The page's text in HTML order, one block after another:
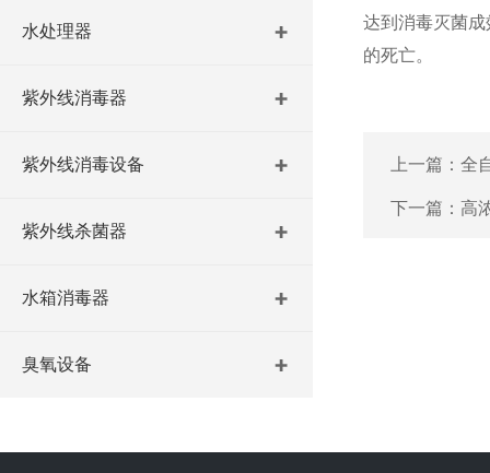
水处理器
紫外线消毒器
紫外线消毒设备
紫外线杀菌器
水箱消毒器
臭氧设备
达到消毒灭菌
的死亡。
上一篇： 全
下一篇： 高